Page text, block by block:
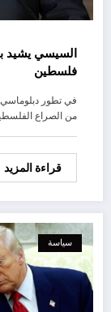
السيسي يشيد
فلسطين
في تطور دبلوماسي
من الصراع
قراءة المزيد
سياسة